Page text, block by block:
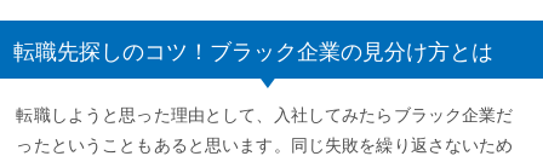
転職先探しのコツ！ブラック企業の見分け方とは
転職しようと思った理由として、入社してみたらブラック企業だ
ったということもあると思います。同じ失敗を繰り返さないため